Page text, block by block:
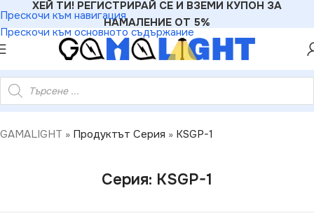
Прескочи към навигация
Прескочи към основното съдържание
ХЕЙ ТИ! РЕГИСТРИРАЙ СЕ И ВЗЕМИ КУПОН ЗА
НАМАЛЕНИЕ ОТ 5%
GAMALIGHT » Продуктът Серия » KSGP-1
Серия: KSGP-1